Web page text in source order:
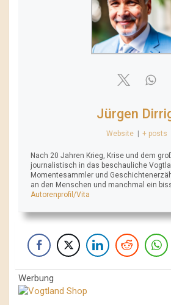
Jürgen
Website + posts
Nach 20 Jahren Krieg, Krise und dem
journalistisch in das beschauliche
Momentesammler und
an den Menschen und manchmal ein
Autorenprofil/Vita
Werbung